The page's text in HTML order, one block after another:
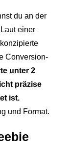
du an der
einer
Conversion-
unter 2
präzise
ist.
und Format.